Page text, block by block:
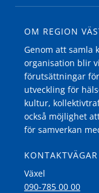
OM REGION
Genom att samla
organisation blir
förutsättningar
utveckling för
kultur,
också möjlighet
för samverkan
KONTAKTVÄGAR
Växel
090-785 00 00